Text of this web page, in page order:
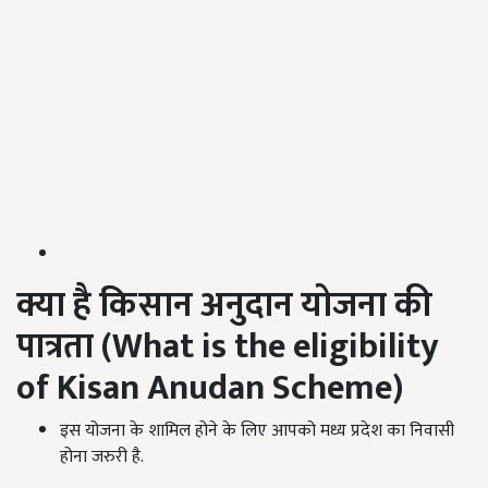
क्या है किसान अनुदान योजना की
पात्रता (What is the eligibility
of Kisan Anudan Scheme)
इस योजना के शामिल होने के लिए आपको मध्य प्रदेश का निवासी
होना जरुरी है.